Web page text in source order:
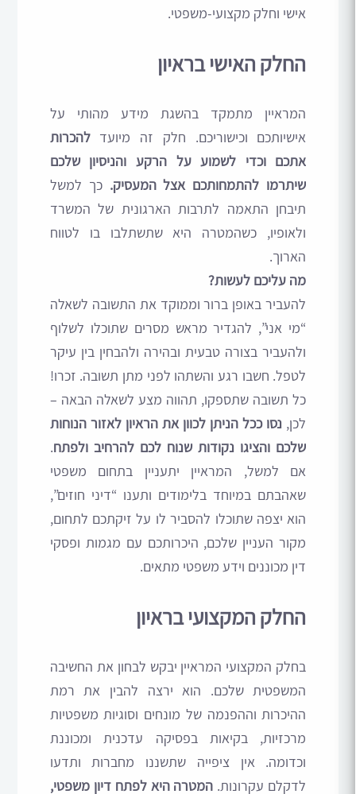
אישי וחלק מקצועי-משפטי.
החלק האישי בראיון
המראיין מתמקד בהשגת מידע מהותי על
אישיותכם וכישוריכם. חלק זה מיועד להכרות
אתכם וכדי לשמוע על הרקע והניסיון שלכם
שיתרמו להתמחותכם אצל המעסיק. כך למשל
תיבחן התאמה לתרבות הארגונית של המשרד
ולאופיו, כשהמטרה היא שתשתלבו בו לטווח
הארוך.
מה עליכם לעשות?
להעביר באופן ברור וממוקד את התשובה לשאלה
“מי אני”, להגדיר מראש מסרים שתוכלו לשלוף
ולהעביר בצורה טבעית ובהירה ולהבחין בין עיקר
לטפל. חשבו רגע והשתהו לפני מתן תשובה. זכרו!
כל תשובה שתספקו, תהווה מצע לשאלה הבאה –
לכן,נסו ככל הניתן לכוון את הראיון לאזור הנוחות
שלכם והציגו נקודות שנוח לכם להרחיב ולפתח.
אם למשל, המראיין יתעניין בתחום משפטי
שאהבתם במיוחד בלימודים ותענו “דיני חוזים”,
הוא יצפה שתוכלו להסביר לו על זיקתכם לתחום,
מקור העניין שלכם, היכרותכם עם מגמות ופסקי
דין מכוננים וידע משפטי מתאים.
החלק המקצועי בראיון
בחלק המקצועי המראיין יבקש לבחון את החשיבה
המשפטית שלכם. הוא ירצה להבין את רמת
ההיכרות וההפנמה של מונחים וסוגיות משפטיות
מרכזיות, בקיאות בפסיקה עדכנית ומכוננת
וכדומה. אין ציפייה שתשננו מחברות ותדעו
לדקלם עקרונות. המטרה היא לפתח דיון משפטי,